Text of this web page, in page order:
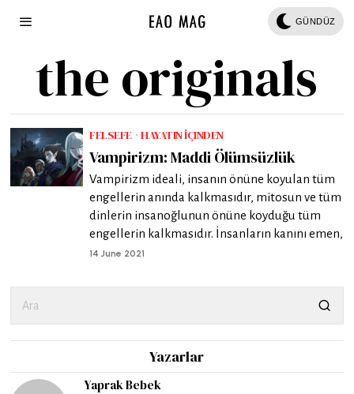
GÜNDÜZ
the originals
FELSEFE · HAYATIN İÇINDEN
Vampirizm: Maddi Ölümsüzlük
Vampirizm ideali, insanın önüne koyulan tüm
engellerin anında kalkmasıdır, mitosun ve tüm
dinlerin insanoğlunun önüne koyduğu tüm
engellerin kalkmasıdır. İnsanların kanını emen,
14 June 2021
Yazarlar
Yaprak Bebek